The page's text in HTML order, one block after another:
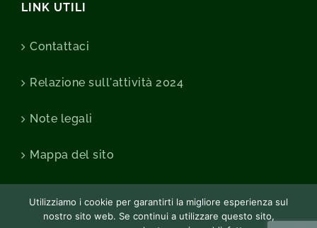
LINK UTILI
Contattaci
Relazione sull'attività 2024
Note legali
Mappa del sito
Utilizziamo i cookie per garantirti la migliore esperienza sul
nostro sito web. Se continui a utilizzare questo sito,